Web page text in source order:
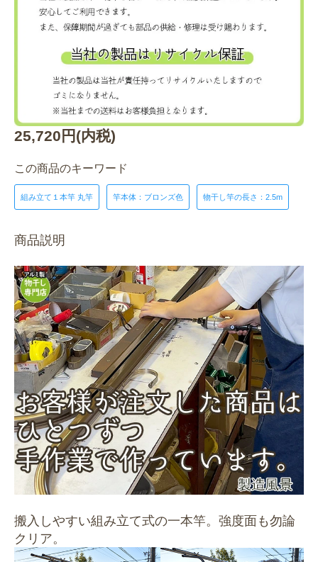
25,720円(内税)
この商品のキーワード
組み立て１本竿 丸竿 竿本体：ブロンズ色 物干し竿の長さ：2.5m
商品説明
搬入しやすい組み立て式の一本竿。強度面も勿論
クリア。